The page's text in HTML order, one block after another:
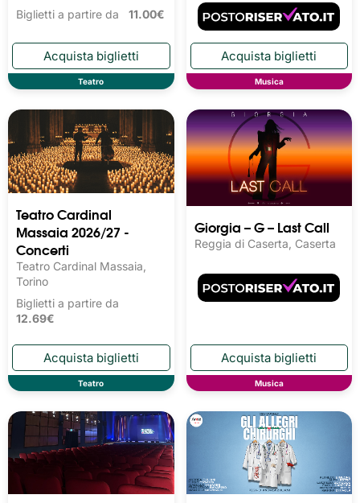
Biglietti a partire da 11.00€
Teatro Musica
Teatro Cardinal
Massaia 2026/27 -
Concerti
Teatro Cardinal Massaia,
Torino
Biglietti a partire da
12.69€
Teatro
Giorgia – G – Last Call
Reggia di Caserta, Caserta
Musica